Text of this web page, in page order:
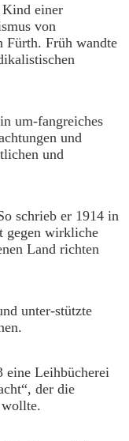
Kind einer
von
Fürth. Früh wandte
um-fangreiches
und
und
schrieb er 1914 in
gegen wirkliche
Land richten
unter-stützte
eine Leihbücherei
der die